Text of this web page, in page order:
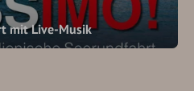
mit Live-Musik